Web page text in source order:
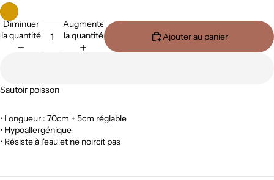
Diminuer
la quantité
Augmenter
la quantité
Ajouter au panier
Sautoir poisson
• Longueur : 70cm + 5cm réglable
• Hypoallergénique
• Résiste à l'eau et ne noircit pas